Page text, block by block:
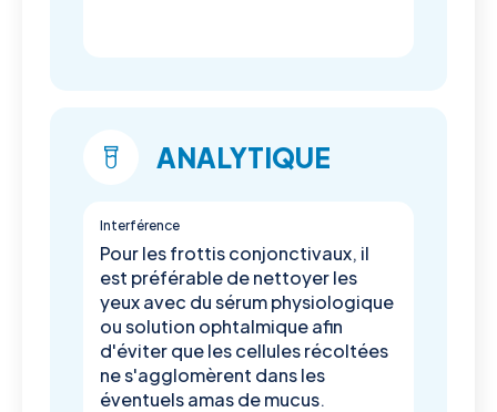
ANALYTIQUE
Interférence
Pour les frottis conjonctivaux, il
est préférable de nettoyer les
yeux avec du sérum physiologique
ou solution ophtalmique afin
d'éviter que les cellules récoltées
ne s'agglomèrent dans les
éventuels amas de mucus.